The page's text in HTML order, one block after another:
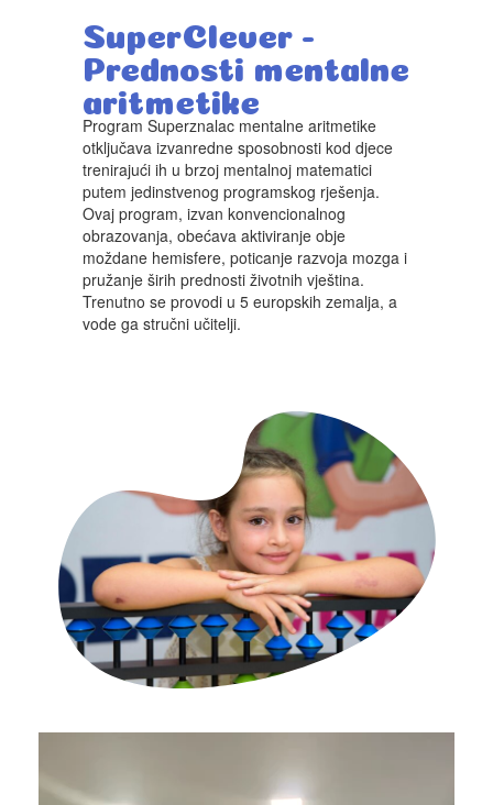
SuperClever -
Prednosti mentalne
aritmetike
Program Superznalac mentalne aritmetike
otključava izvanredne sposobnosti kod djece
trenirajući ih u brzoj mentalnoj matematici
putem jedinstvenog programskog rješenja.
Ovaj program, izvan konvencionalnog
obrazovanja, obećava aktiviranje obje
moždane hemisfere, poticanje razvoja mozga i
pružanje širih prednosti životnih vještina.
Trenutno se provodi u 5 europskih zemalja, a
vode ga stručni učitelji.